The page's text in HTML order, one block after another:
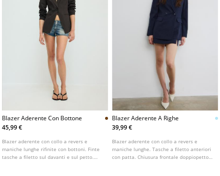
Blazer Aderente Con Bottone
45,99 €
Blazer aderente con collo a revers e
maniche lunghe rifinite con bottoni. Finte
tasche a filetto sul davanti e sul petto.
Blazer Aderente A Righe
39,99 €
Blazer aderente con collo a revers e
maniche lunghe. Tasche a filetto anteriori
con patta. Chiusura frontale doppiopetto